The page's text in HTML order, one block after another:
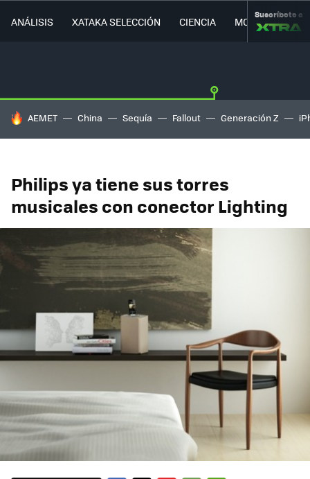
ANÁLISIS XATAKA SELECCIÓN CIENCIA MOVILIDAD
Suscríbete a
HOY SE HABLA DE
AEMET China Sequía Fallout Generación Z
Philips ya tiene sus torres
musicales con conector Lighting